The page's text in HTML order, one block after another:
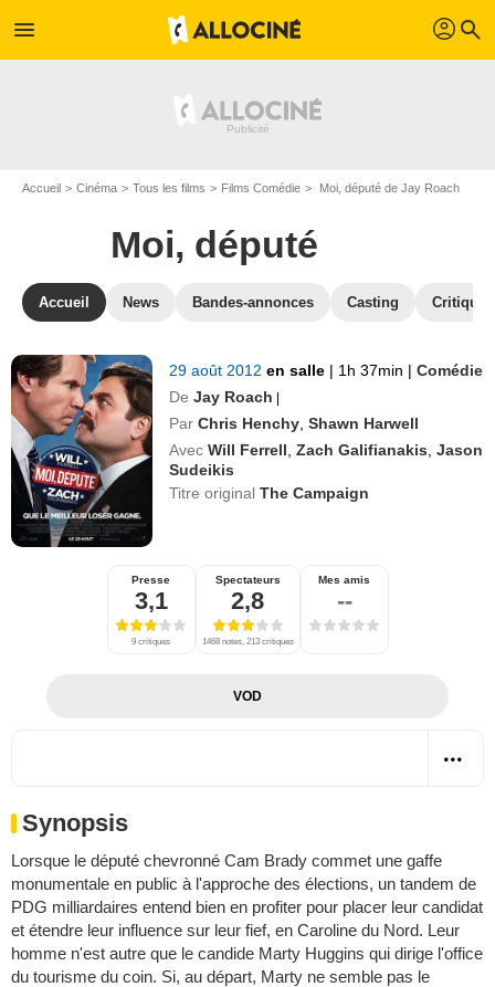
menu profil search
Accueil Cinéma Tous les films Films Comédie Moi, député de Jay Roach
Moi, député
Accueil News Bandes-annonces Casting
29 août 2012en salle | 1h 37min | Comédie
De Jay Roach
Par Chris Henchy ,Shawn Harwell
Avec Will Ferrell ,Zach Galifianakis ,Jason
Sudeikis
Titre originalThe Campaign
Presse
3,1
9 critiques
Spectateurs
2,8
1468 notes, 213 critiques
Mes amis
--
VOD
Synopsis
Lorsque le député chevronné Cam Brady commet une gaffe
monumentale en public à l'approche des élections, un tandem de
PDG milliardaires entend bien en profiter pour placer leur candidat
et étendre leur influence sur leur fief, en Caroline du Nord. Leur
homme n'est autre que le candide Marty Huggins qui dirige l'office
du tourisme du coin. Si, au départ, Marty ne semble pas le